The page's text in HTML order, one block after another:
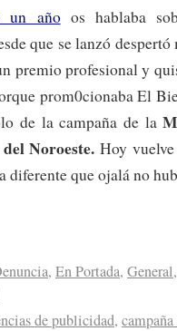
un añoos hablaba
que se lanzó
premio profesional y
prom0cionaba El
de la campaña de la
Noroeste. Hoy
diferente que ojalá no
, En Portada, General,
de publicidad,